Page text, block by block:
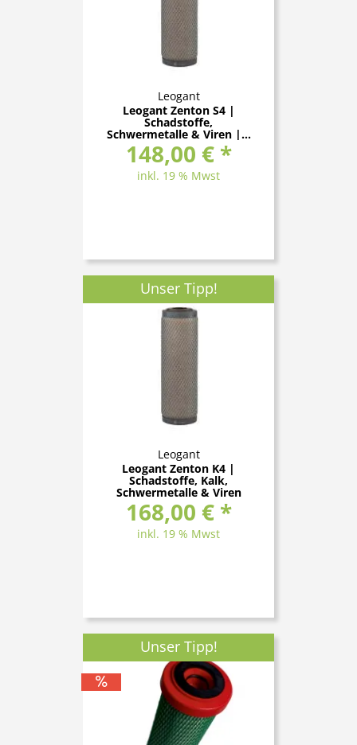
Leogant
Leogant Zenton S4 |
Schadstoffe,
Schwermetalle & Viren |...
148,00 € *
inkl. 19 % Mwst
Unser Tipp!
Leogant
Leogant Zenton K4 |
Schadstoffe, Kalk,
Schwermetalle & Viren
168,00 € *
inkl. 19 % Mwst
Unser Tipp!